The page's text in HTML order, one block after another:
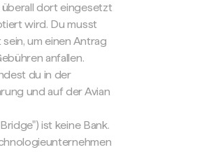
dort eingesetzt
wird. Du musst
sein, um einen Antrag
anfallen.
du in der
und auf der Avian
ist keine Bank.